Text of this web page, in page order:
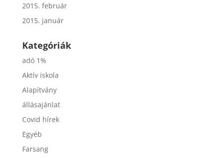
2015. február
2015. január
Kategóriák
adó 1%
Aktív iskola
Alapítvány
állásajánlat
Covid hírek
Egyéb
Farsang